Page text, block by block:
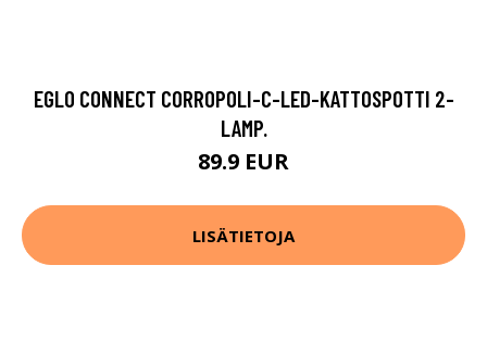
EGLO CONNECT CORROPOLI-C-LED-KATTOSPOTTI 2-
LAMP.
89.9 EUR
LISÄTIETOJA